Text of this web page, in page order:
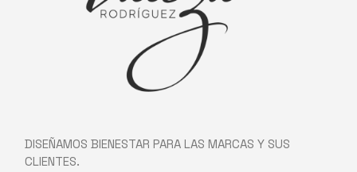
DISEÑAMOS BIENESTAR PARA LAS MARCAS Y SUS
CLIENTES.